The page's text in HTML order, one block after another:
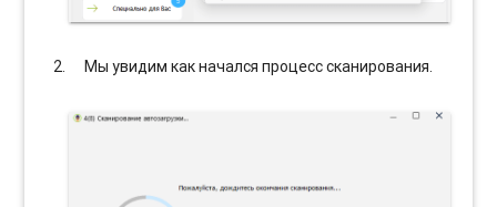
Мы увидим как начался процесс сканирования.